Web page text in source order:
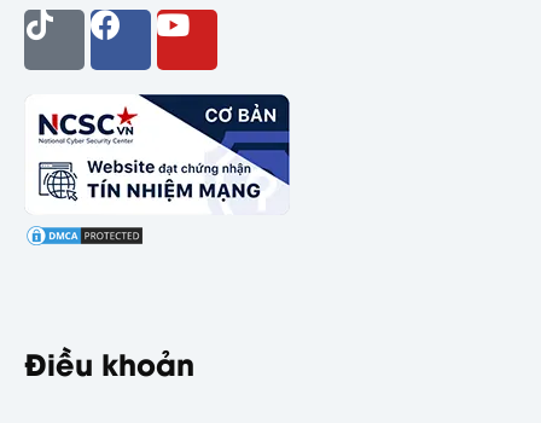
Điều khoản